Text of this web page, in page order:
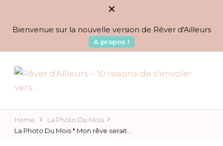
Bienvenue sur la nouvelle version de Rêver d'Ailleurs
A propos !
Rêver d'Ailleurs – 10
BLOG VOYAGES DEPUIS 2010
Home
La Photo Du Mois
La Photo Du Mois * Mon rêve serait…